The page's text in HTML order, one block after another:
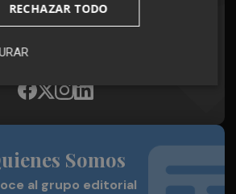
en redes
desde cualquier medio
Somos
al grupo editorial
RECHAZAR TODO